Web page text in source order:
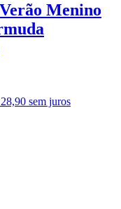
Menino
sem juros